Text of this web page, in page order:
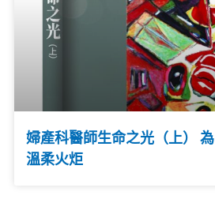
婦產科醫師生命之光（上）
溫柔火炬